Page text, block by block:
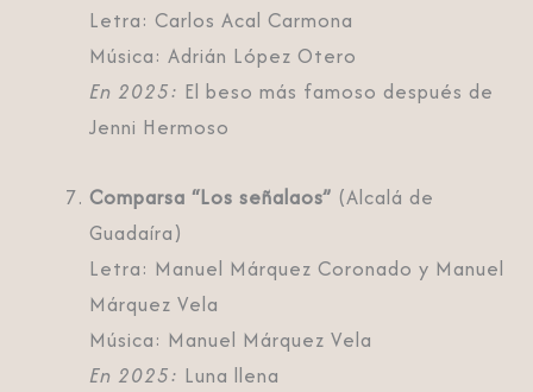
Letra: Carlos Acal Carmona
Música: Adrián López Otero
En 2025: El beso más famoso después de
Jenni Hermoso
Comparsa “Los señalaos” (Alcalá de
Guadaíra)
Letra: Manuel Márquez Coronado y Manuel
Márquez Vela
Música: Manuel Márquez Vela
En 2025: Luna llena